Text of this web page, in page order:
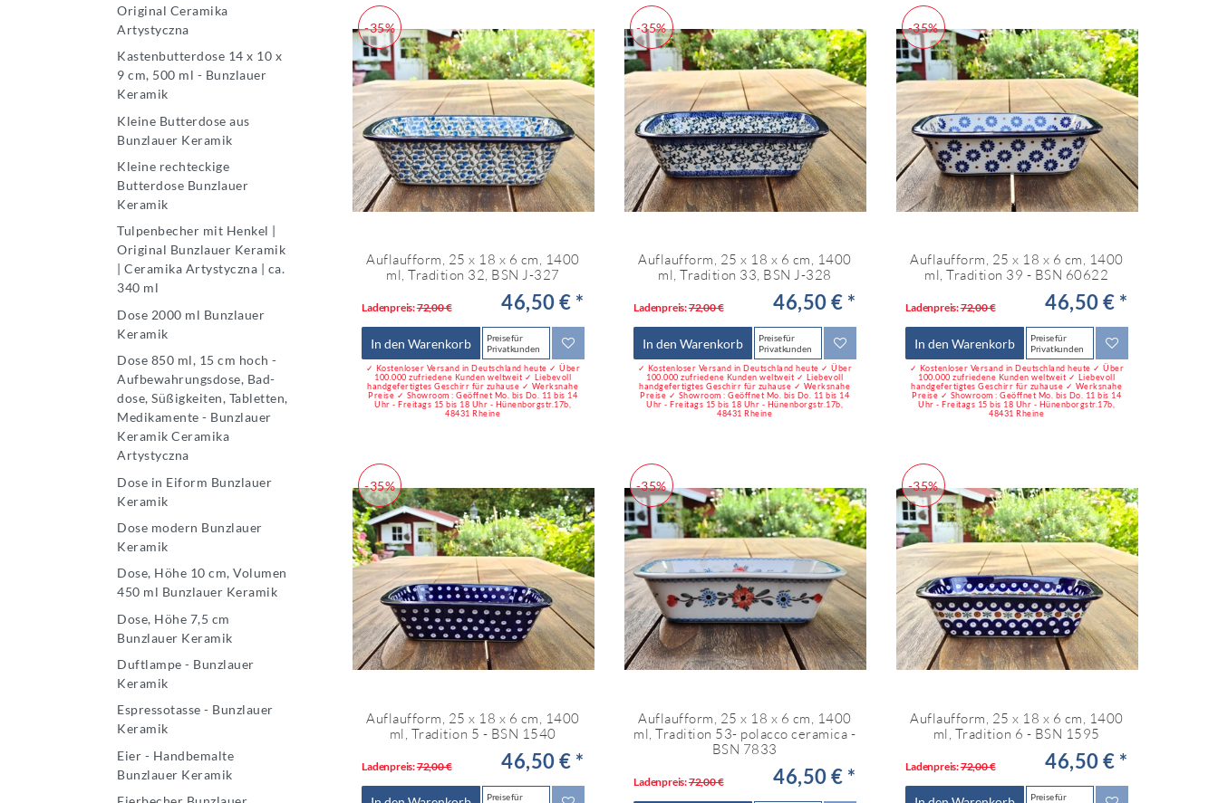
Original Ceramika
Artystyczna
Kastenbutterdose 14 x 10 x
9 cm, 500 ml - Bunzlauer
Keramik
Kleine Butterdose aus
Bunzlauer Keramik
Kleine rechteckige
Butterdose Bunzlauer
Keramik
Tulpenbecher mit Henkel |
Original Bunzlauer Keramik
| Ceramika Artystyczna | ca.
340 ml
Dose 2000 ml Bunzlauer
Keramik
Dose 850 ml, 15 cm hoch -
Aufbewahrungsdose, Bad-
dose, Süßigkeiten, Tabletten,
Medikamente - Bunzlauer
Keramik Ceramika
Artystyczna
Dose in Eiform Bunzlauer
Keramik
Dose modern Bunzlauer
Keramik
Dose, Höhe 10 cm, Volumen
450 ml Bunzlauer Keramik
Dose, Höhe 7,5 cm
Bunzlauer Keramik
Duftlampe - Bunzlauer
Keramik
Espressotasse - Bunzlauer
Keramik
Eier - Handbemalte
Bunzlauer Keramik
-35%
Auflaufform, 25 x 18 x 6 cm, 1400
ml, Tradition 32, BSN J-327
Ladenpreis:72,00 € 46,50 € *
In den Warenkorb
Preise für
Privatkunden
✓ Kostenloser Versand in Deutschland heute ✓ Über
100.000 zufriedene Kunden weltweit ✓ Liebevoll
handgefertigtes Geschirr für zuhause ✓ Werksnahe
Preise ✓ Showroom : Geöffnet Mo. bis Do. 11 bis 14
Uhr - Freitags 15 bis 18 Uhr - Hünenborgstr.17b,
48431 Rheine
-35%
Auflaufform, 25 x 18 x 6 cm, 1400
ml, Tradition 33, BSN J-328
Ladenpreis:72,00 € 46,50 € *
In den Warenkorb
Preise für
Privatkunden
✓ Kostenloser Versand in Deutschland heute ✓ Über
100.000 zufriedene Kunden weltweit ✓ Liebevoll
handgefertigtes Geschirr für zuhause ✓ Werksnahe
Preise ✓ Showroom : Geöffnet Mo. bis Do. 11 bis 14
Uhr - Freitags 15 bis 18 Uhr - Hünenborgstr.17b,
48431 Rheine
-35%
Auflaufform, 25 x 18 x 6 cm, 1400
ml, Tradition 39 - BSN 60622
Ladenpreis:72,00 € 46,50 € *
In den Warenkorb
Preise für
Privatkunden
✓ Kostenloser Versand in Deutschland heute ✓ Über
100.000 zufriedene Kunden weltweit ✓ Liebevoll
handgefertigtes Geschirr für zuhause ✓ Werksnahe
Preise ✓ Showroom : Geöffnet Mo. bis Do. 11 bis 14
Uhr - Freitags 15 bis 18 Uhr - Hünenborgstr.17b,
48431 Rheine
-35%
Auflaufform, 25 x 18 x 6 cm, 1400
ml, Tradition 5 - BSN 1540
Ladenpreis:72,00 € 46,50 € *
Preise für
-35%
Auflaufform, 25 x 18 x 6 cm, 1400
ml, Tradition 53- polacco ceramica -
BSN 7833
Ladenpreis:72,00 € 46,50 € *
-35%
Auflaufform, 25 x 18 x 6 cm, 1400
ml, Tradition 6 - BSN 1595
Ladenpreis:72,00 € 46,50 € *
Preise für